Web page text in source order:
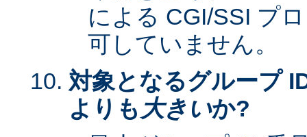
による CGI/SSI プ
可していません。
対象となるグループ
よりも 大きいか?